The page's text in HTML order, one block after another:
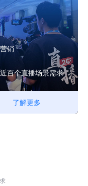
销
百个直播场景需求
了解更多